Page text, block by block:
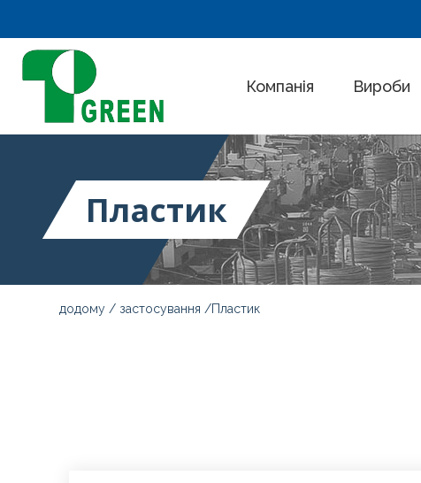
Компанія Вироби
Пластик
додому застосування Пластик